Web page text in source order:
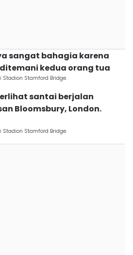
sangat bahagia karena
kedua orang tua
Stadion Stamford Bridge.
santai berjalan
Bloomsbury, London.
Stadion Stamford Bridge.